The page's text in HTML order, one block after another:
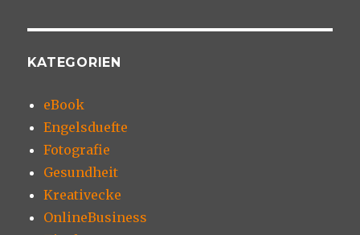
KATEGORIEN
eBook
Engelsduefte
Fotografie
Gesundheit
Kreativecke
OnlineBusiness